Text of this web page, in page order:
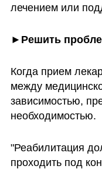
лечением или
►Решить
Когда прием
между
зависимостью,
необходимостью.
"Реабилитация
проходить под